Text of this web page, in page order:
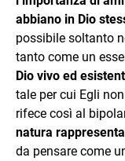
abbiano in Dio
possibile soltanto
tanto come un
Dio vivo ed
tale per cui Egli
rifece così al
natura
da pensare come